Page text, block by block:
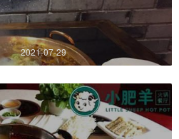
2021-07-29